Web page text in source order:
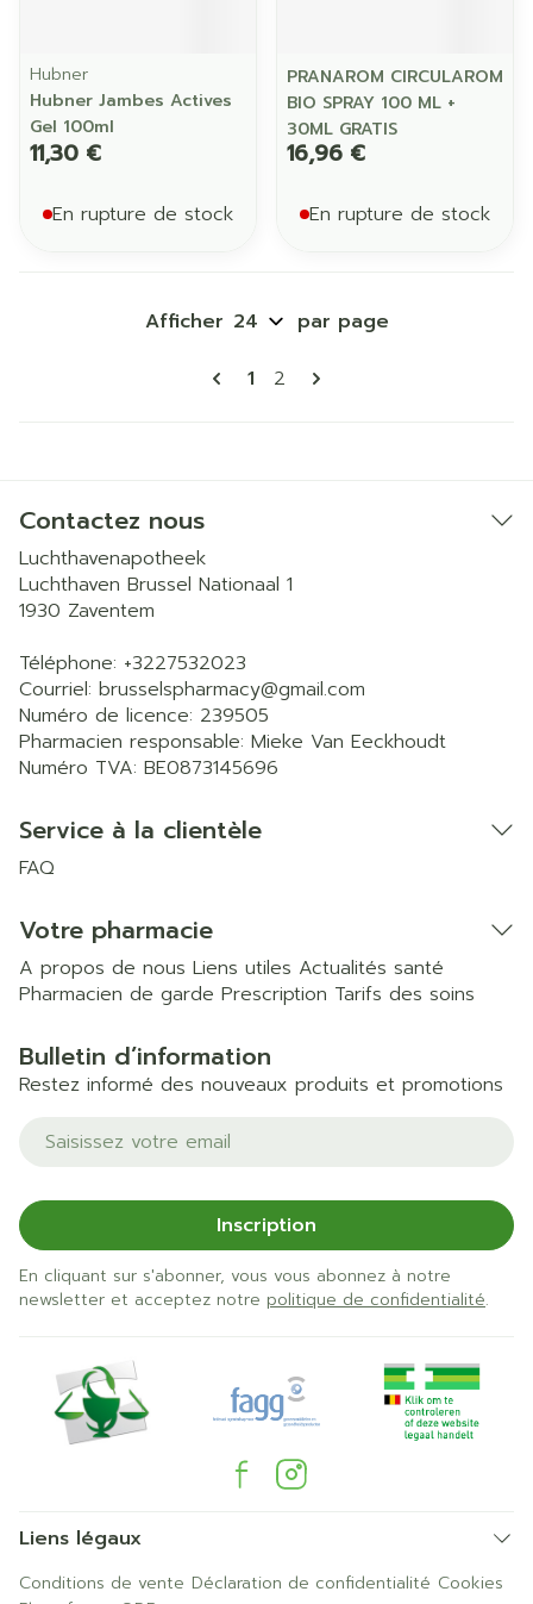
Hubner
Hubner Jambes Actives
Gel 100ml
11,30 €
En rupture de stock
PRANAROM CIRCULAROM
BIO SPRAY 100 ML +
30ML GRATIS
16,96 €
En rupture de stock
Pages
Vous lisez actuellement la
1 Page
2
Afficher par page
Contactez nous
Luchthavenapotheek
Luchthaven Brussel Nationaal 1
1930 Zaventem
Téléphone: +3227532023
Courriel: brusselspharmacy@gmail.com
Numéro de licence: 239505
Pharmacien responsable: Mieke Van Eeckhoudt
Numéro TVA: BE0873145696
Service à la clientèle
FAQ
Votre pharmacie
A propos de nous Liens utiles Actualités santé
Pharmacien de garde Prescription Tarifs des soins
Bulletin d’information
Restez informé des nouveaux produits et promotions
Adresse mail
Inscription
En cliquant sur s'abonner, vous vous abonnez à notre
newsletter et acceptez notre politique de confidentialité.
Liens légaux
Conditions de vente Déclaration de confidentialité Cookies